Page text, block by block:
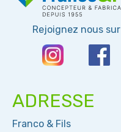
Rejoignez nous sur
ADRESSE
Franco & Fils